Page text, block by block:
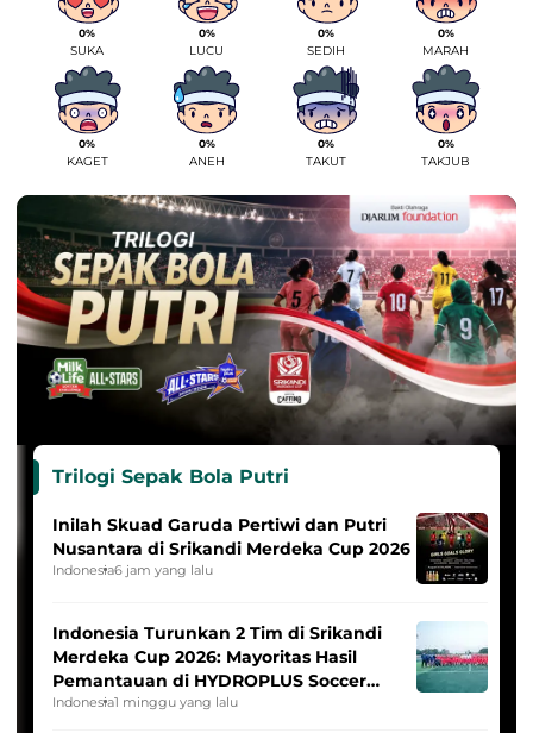
0%
SUKA
0%
LUCU
0%
SEDIH
0%
MARAH
0%
KAGET
0%
ANEH
0%
TAKUT
0%
TAKJUB
Trilogi Sepak Bola Putri
Inilah Skuad Garuda Pertiwi dan Putri
Nusantara di Srikandi Merdeka Cup 2026
Indonesia6 jam yang lalu
Indonesia Turunkan 2 Tim di Srikandi
Merdeka Cup 2026: Mayoritas Hasil
Pemantauan di HYDROPLUS Soccer
League
Indonesia1 minggu yang lalu